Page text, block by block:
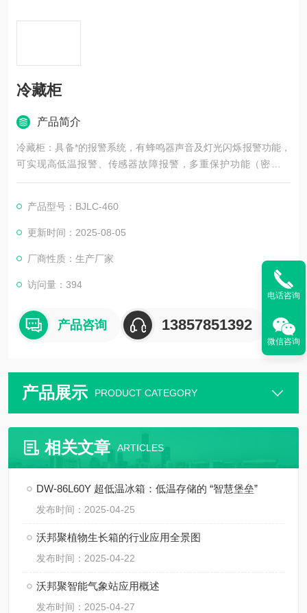
冷藏柜
产品简介
冷藏柜：具备*的报警系统，有蜂鸣器声音及灯光闪烁报警功能，
可实现高低温报警、传感器故障报警，多重保护功能（密码保
护、频繁启动保护、传感器故障时制冷系统保持运行状态）。
产品型号：BJLC-460
更新时间：2025-08-05
厂商性质：生产厂家
访问量：394
产品咨询 13857851392
产品展示 PRODUCT CATEGORY
相关文章 ARTICLES
DW-86L60Y 超低温冰箱：低温存储的 “智慧堡垒”
发布时间：2025-04-25
沃邦聚植物生长箱的行业应用全景图
发布时间：2025-04-22
沃邦聚智能气象站应用概述
发布时间：2025-04-27
电话咨询
微信咨询